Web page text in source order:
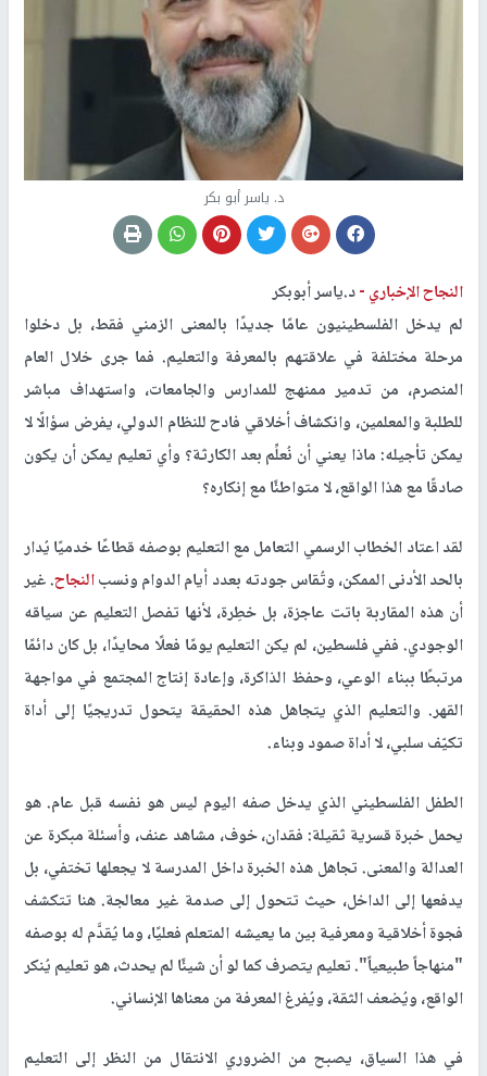
د. ياسر أبو بكر
النجاح الإخباري -د.ياسر أبوبكر
لم يدخل الفلسطينيون عامًا جديدًا بالمعنى الزمني فقط، بل دخلوا
مرحلة مختلفة في علاقتهم بالمعرفة والتعليم. فما جرى خلال العام
المنصرم، من تدمير ممنهج للمدارس والجامعات، واستهداف مباشر
للطلبة والمعلمين، وانكشاف أخلاقي فادح للنظام الدولي، يفرض سؤالًا لا
يمكن تأجيله: ماذا يعني أن نُعلِّم بعد الكارثة؟ وأي تعليم يمكن أن يكون
صادقًا مع هذا الواقع، لا متواطئًا مع إنكاره؟
لقد اعتاد الخطاب الرسمي التعامل مع التعليم بوصفه قطاعًا خدميًا يُدار
بالحد الأدنى الممكن، وتُقاس جودته بعدد أيام الدوام ونسبالنجاح. غير
أن هذه المقاربة باتت عاجزة، بل خطِرة، لأنها تفصل التعليم عن سياقه
الوجودي. ففي فلسطين، لم يكن التعليم يومًا فعلًا محايدًا، بل كان دائمًا
مرتبطًا ببناء الوعي، وحفظ الذاكرة، وإعادة إنتاج المجتمع في مواجهة
القهر. والتعليم الذي يتجاهل هذه الحقيقة يتحول تدريجيًا إلى أداة
تكيّف سلبي، لا أداة صمود وبناء.
الطفل الفلسطيني الذي يدخل صفه اليوم ليس هو نفسه قبل عام. هو
يحمل خبرة قسرية ثقيلة: فقدان، خوف، مشاهد عنف، وأسئلة مبكرة عن
العدالة والمعنى. تجاهل هذه الخبرة داخل المدرسة لا يجعلها تختفي، بل
يدفعها إلى الداخل، حيث تتحول إلى صدمة غير معالجة. هنا تتكشف
فجوة أخلاقية ومعرفية بين ما يعيشه المتعلم فعليًا، وما يُقدَّم له بوصفه
"منهاجاً طبيعياً". تعليم يتصرف كما لو أن شيئًا لم يحدث، هو تعليم يُنكر
الواقع، ويُضعف الثقة، ويُفرغ المعرفة من معناها الإنساني.
في هذا السياق، يصبح من الضروري الانتقال من النظر إلى التعليم